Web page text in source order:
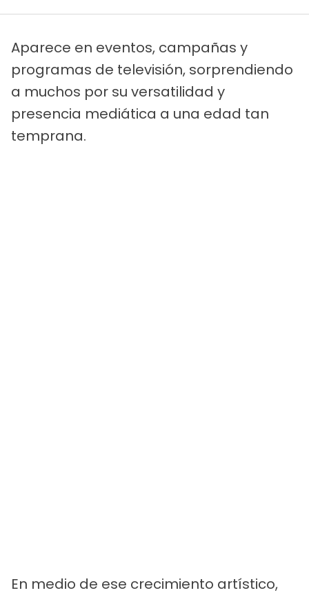
Aparece en eventos, campañas y
programas de televisión, sorprendiendo
a muchos por su versatilidad y
presencia mediática a una edad tan
temprana.
En medio de ese crecimiento artístico,